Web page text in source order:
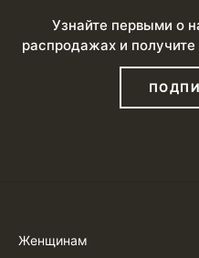
Узнайте первыми о
распродажах и получите
Женщинам